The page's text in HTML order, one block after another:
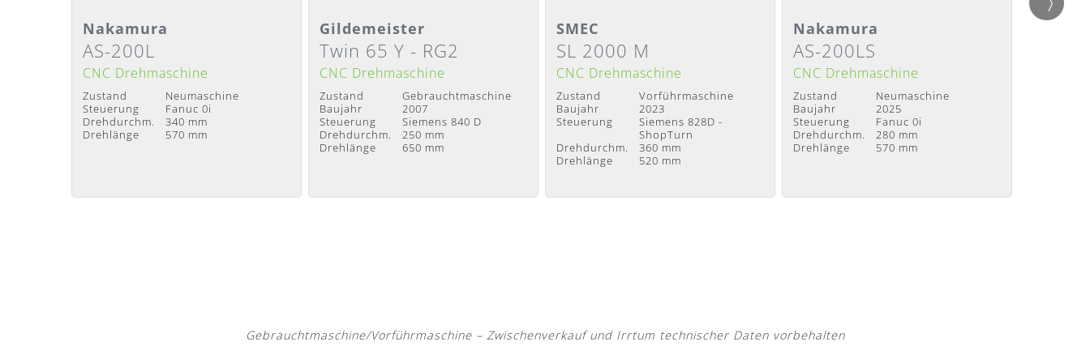
Detailansicht
Lieferzeit: Nach Absprache
Nakamura
AS-200L
CNC Drehmaschine
Zustand
Neumaschine
Steuerung
Fanuc 0i
Drehdurchm.
340 mm
Drehlänge
570 mm
Detailansicht
Lieferzeit: Sofort verfügbar
Gildemeister
Twin 65 Y - RG2
CNC Drehmaschine
Zustand
Gebrauchtmaschine
Baujahr
2007
Steuerung
Siemens 840 D
Drehdurchm.
250 mm
Drehlänge
650 mm
Detailansicht
Lieferzeit: Sofort verfügbar
SMEC
SL 2000 M
CNC Drehmaschine
Zustand
Vorführmaschine
Baujahr
2023
Steuerung
Siemens 828D -
ShopTurn
Drehdurchm.
360 mm
Drehlänge
520 mm
Detailansicht
Lieferzeit: Nach Absprache
Nakamura
AS-200LS
CNC Drehmaschine
Zustand
Neumaschine
Baujahr
2025
Steuerung
Fanuc 0i
Drehdurchm.
280 mm
Drehlänge
570 mm
Gebrauchtmaschine/Vorführmaschine – Zwischenverkauf und Irrtum technischer Daten vorbehalten